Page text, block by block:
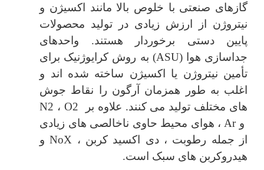
گازهای صنعتی با خلوص بالا مانند اکسیژن و
نیتروژن از ارزش زیادی در تولید محصولات
پایین دستی برخوردار هستند. واحدهای
جداسازی هوا (ASU) به روش کرایوژنیک برای
تأمین نیتروژن یا اکسیژن ساخته شده اند و
اغلب به طور همزمان آرگون را نقاط جوش
های مختلف تولید می کنند. علاوه بر N2 ، O2
و Ar ، هوای محیط حاوی ناخالصی های زیادی
از جمله رطوبت ، دی اکسید کربن ، NoX و
هیدروکربن های سبک است.